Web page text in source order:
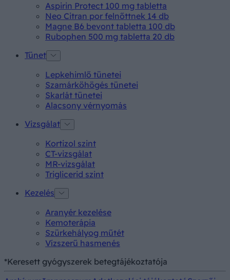
Aspirin Protect 100 mg tabletta
Neo Citran por felnőttnek 14 db
Magne B6 bevont tabletta 100 db
Rubophen 500 mg tabletta 20 db
Tünet
Lepkehimlő tünetei
Szamárköhögés tünetei
Skarlát tünetei
Alacsony vérnyomás
Vizsgálat
Kortizol szint
CT-vizsgálat
MR-vizsgálat
Triglicerid szint
Kezelés
Aranyér kezelése
Kemoterápia
Szürkehályog műtét
Vízszerű hasmenés
*Keresett gyógyszerek betegtájékoztatója